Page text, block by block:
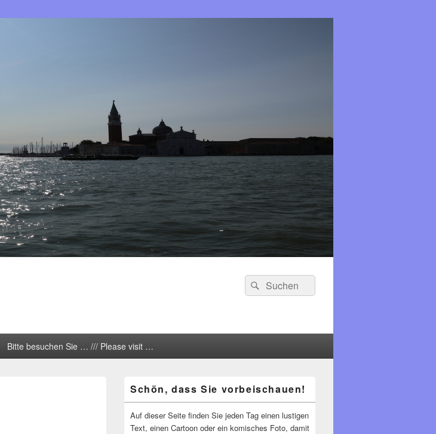
Suchen
nach:
Suchen
Bitte besuchen Sie … /// Please visit …
Seitenleisten-
Widgetbereich
Schön, dass Sie vorbeischauen!
Auf dieser Seite finden Sie jeden Tag einen lustigen
Text, einen Cartoon oder ein komisches Foto, damit